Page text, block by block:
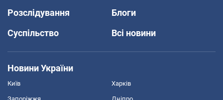
Розслідування
Блоги
Суспільство
Всі новини
Новини України
Київ Харків